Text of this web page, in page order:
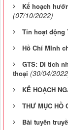
Kế hoạch
(07/10/2022)
Tin hoạt động
Hồ Chí MInh
GTS: Di tích
thoại (30/04/
KẾ HOẠCH
THƯ MỤC HỒ
Bài tuyên